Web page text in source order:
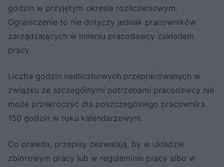
godzin w przyjętym okresie rozliczeniowym.
Ograniczenie to nie dotyczy jednak pracowników
zarządzających w imieniu pracodawcy zakładem
pracy.
Liczba godzin nadliczbowych przepracowanych w
związku ze szczególnymi potrzebami pracodawcy nie
może przekroczyć dla poszczególnego pracownika
150 godzin w roku kalendarzowym.
Co prawda, przepisy zezwalają, by w układzie
zbiorowym pracy lub w regulaminie pracy albo w